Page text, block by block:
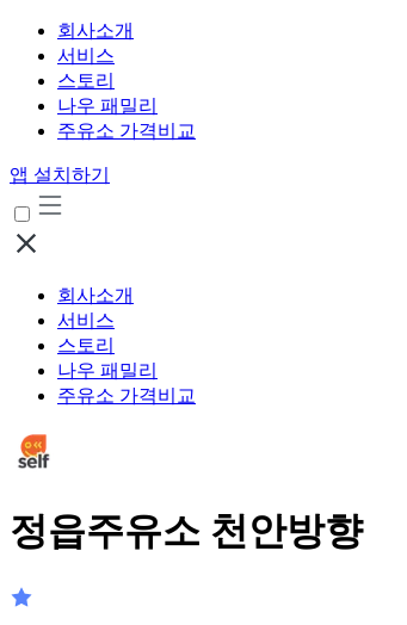
회사소개
서비스
스토리
나우 패밀리
주유소 가격비교
앱 설치하기
회사소개
서비스
스토리
나우 패밀리
주유소 가격비교
정읍주유소 천안방향